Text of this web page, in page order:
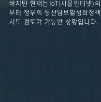
하지만 현재는 IoT(사물인터넷)
부터 정부의 동산담보활성화정책
서도 검토가 가능한 상황입니다.